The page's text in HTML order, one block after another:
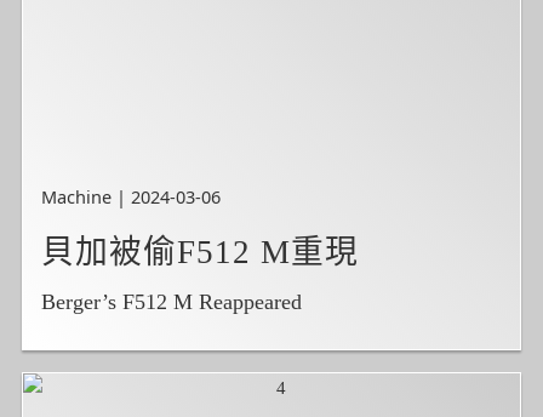
Machine | 2024-03-06
貝加被偷F512 M重現
Berger’s F512 M Reappeared